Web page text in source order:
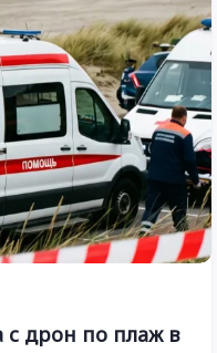
с дрон по плаж в